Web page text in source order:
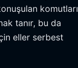
komutları
tanır, bu da
eller serbest